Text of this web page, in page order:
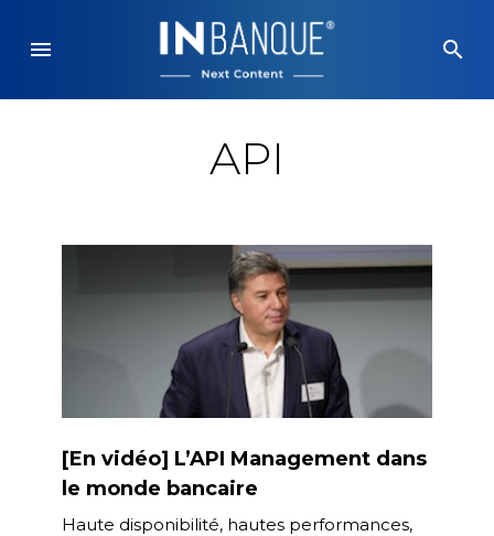
content
menu search
API
[En vidéo] L’API Management dans
le monde bancaire
Haute disponibilité, hautes performances,